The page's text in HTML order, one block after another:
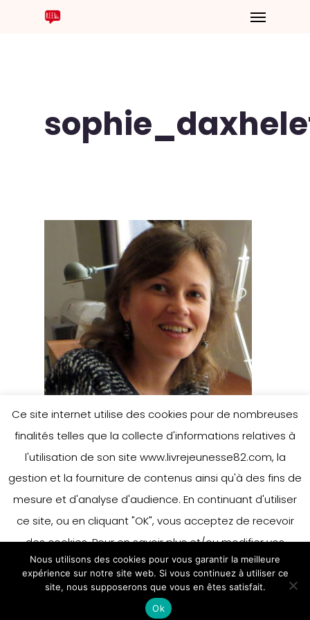
Ce site internet utilise des cookies pour de nombreuses
finalités telles que la collecte d'informations relatives à
l'utilisation de son site www.livrejeunesse82.com, la
gestion et la fourniture de contenus ainsi qu'à des fins de
mesure et d'analyse d'audience. En continuant d'utiliser
ce site, ou en cliquant "OK", vous acceptez de recevoir
des cookies. Pour en savoir plus et/ou modifier vos
préférences en matière de cookies, merci de vous référer
à notre politique sur les cookies.
Accepter
En savoir plus
Nous utilisons des cookies pour vous garantir la meilleure
expérience sur notre site web. Si vous continuez à utiliser ce
site, nous supposerons que vous en êtes satisfait.
Ok